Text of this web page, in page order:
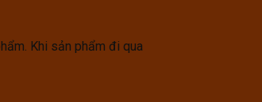
Khi sản phẩm đi qua